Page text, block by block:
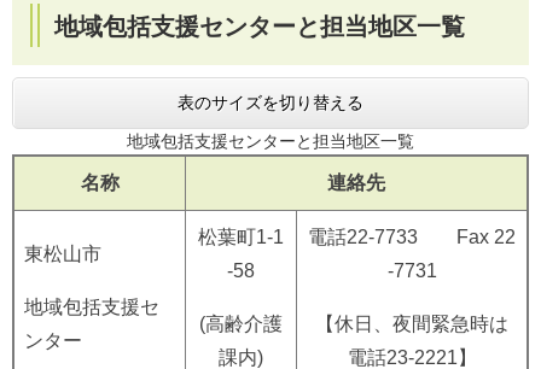
地域包括支援センターと担当地区一覧
表のサイズを切り替える
地域包括支援センターと担当地区一覧
名称 連絡先
東松山市
地域包括支援セ
ンター
松葉町1-1
-58
(高齢介護
課内)
電話22-7733 Fax 22
-7731
【休日、夜間緊急時は
電話23-2221】